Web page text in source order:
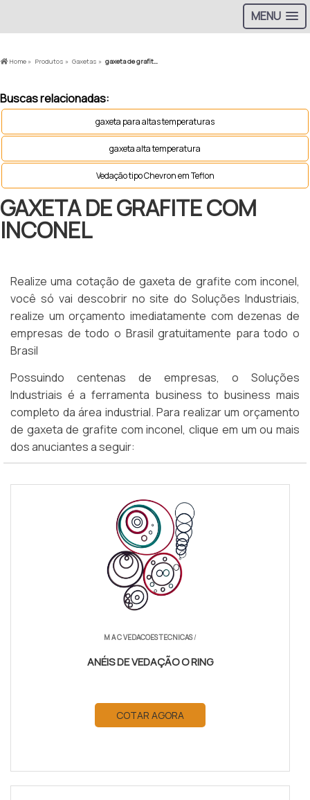
MENU
Home » Produtos » Gaxetas » gaxeta de grafite com inconel
Buscas relacionadas:
gaxeta para altas temperaturas
gaxeta alta temperatura
Vedação tipo Chevron em Teflon
GAXETA DE GRAFITE COM
INCONEL
Realize uma cotação de gaxeta de grafite com inconel,
você só vai descobrir no site do Soluções Industriais,
realize um orçamento imediatamente com dezenas de
empresas de todo o Brasil gratuitamente para todo o
Brasil
Possuindo centenas de empresas, o Soluções
Industriais é a ferramenta business to business mais
completo da área industrial. Para realizar um orçamento
de gaxeta de grafite com inconel, clique em um ou mais
dos anuciantes a seguir:
M A C VEDACOES TECNICAS/
ANÉIS DE VEDAÇÃO O RING
COTAR AGORA